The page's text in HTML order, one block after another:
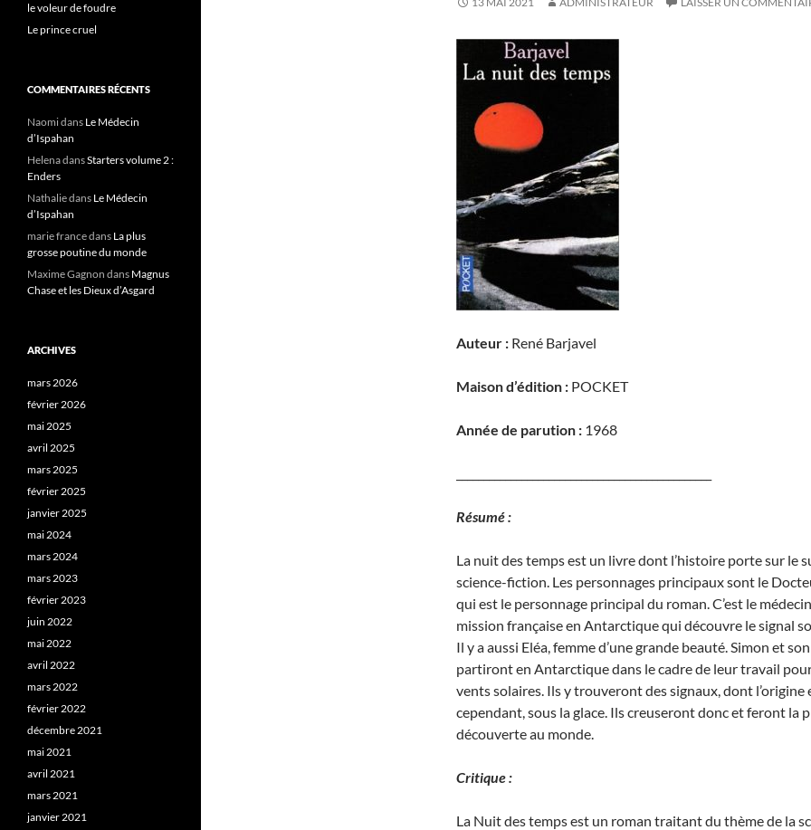
Auteur : René Barjavel
Maison d’édition : POCKET
Année de parution : 1968
Résumé :
La nuit des temps est un livre dont l’histoire porte sur le
science-fiction. Les personnages principaux sont le
qui est le personnage principal du roman. C’est le
mission française en Antarctique qui découvre le signal
Il y a aussi Eléa, femme d’une grande beauté. Simon et
partiront en Antarctique dans le cadre de leur travail
vents solaires. Ils y trouveront des signaux, dont l’origine
cependant, sous la glace. Ils creuseront donc et feront la
découverte au monde.
Critique :
La Nuit des temps est un roman traitant du thème de la
:
le voleur de foudre
Le prince cruel
COMMENTAIRES RÉCENTS
Naomidans Le Médecin
d’Ispahan
HelenadansStarters volume 2 :
Enders
Nathaliedans Le Médecin
d’Ispahan
marie francedans La plus
grosse poutine du monde
Maxime Gagnon dans Magnus
Chase et les Dieux d’Asgard
ARCHIVES
mars 2026
février 2026
mai 2025
avril 2025
mars 2025
février 2025
janvier 2025
mai 2024
mars 2024
mars 2023
février 2023
juin 2022
mai 2022
avril 2022
mars 2022
février 2022
décembre 2021
mai 2021
avril 2021
mars 2021
janvier 2021